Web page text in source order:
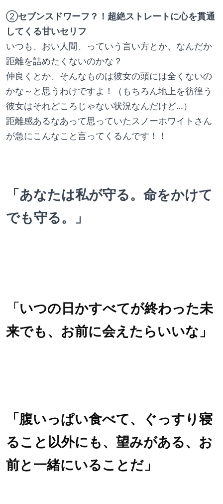
②セブンスドワーフ？！超絶ストレートに心を貫通
してくる甘いセリフ
いつも、おい人間、っていう言い方とか、なんだか
距離を詰めたくないのかな？
仲良くとか、そんなものは彼女の頭には全くないの
かな～と思うわけですよ！（もちろん地上を彷徨う
彼女はそれどころじゃない状況なんだけど…）
距離感あるなあって思っていたスノーホワイトさん
が急にこんなこと言ってくるんです！！
「あなたは私が守る。命をかけて
でも守る。」
「いつの日かすべてが終わった未
来でも、お前に会えたらいいな」
「腹いっぱい食べて、ぐっすり寝
ること以外にも、望みがある、お
前と一緒にいることだ」